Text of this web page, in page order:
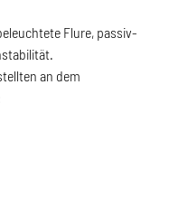
Flure, passiv-
an dem